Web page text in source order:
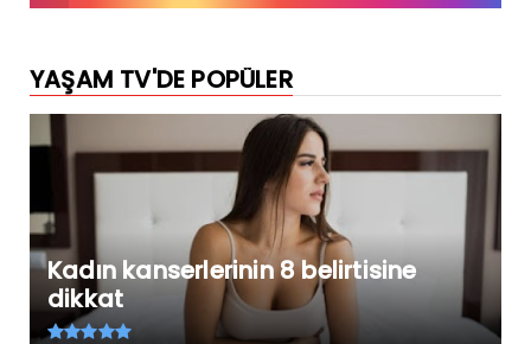
YAŞAM TV'DE POPÜLER
Kadın kanserlerinin 8 belirtisine
dikkat